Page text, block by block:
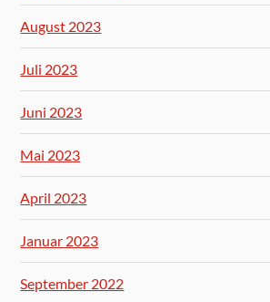
August 2023
Juli 2023
Juni 2023
Mai 2023
April 2023
Januar 2023
September 2022